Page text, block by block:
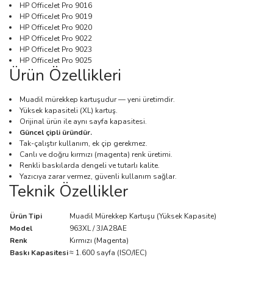
HP OfficeJet Pro 9016
HP OfficeJet Pro 9019
HP OfficeJet Pro 9020
HP OfficeJet Pro 9022
HP OfficeJet Pro 9023
HP OfficeJet Pro 9025
Ürün Özellikleri
Muadil mürekkep kartuşudur — yeni üretimdir.
Yüksek kapasiteli (XL) kartuş.
Orijinal ürün ile aynı sayfa kapasitesi.
Güncel çipli üründür.
Tak-çalıştır kullanım, ek çip gerekmez.
Canlı ve doğru kırmızı (magenta) renk üretimi.
Renkli baskılarda dengeli ve tutarlı kalite.
Yazıcıya zarar vermez, güvenli kullanım sağlar.
Teknik Özellikler
Ürün Tipi
Muadil Mürekkep Kartuşu (Yüksek Kapasite)
Model
963XL / 3JA28AE
Renk
Kırmızı (Magenta)
Baskı Kapasitesi≈ 1.600 sayfa (ISO/IEC)